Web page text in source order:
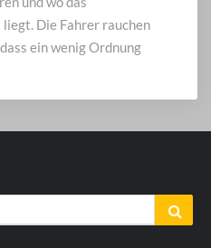
Die Fahrer rauchen
ein wenig Ordnung